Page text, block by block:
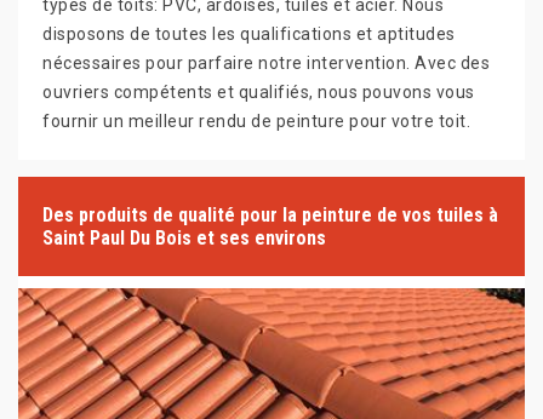
types de toits: PVC, ardoises, tuiles et acier. Nous
disposons de toutes les qualifications et aptitudes
nécessaires pour parfaire notre intervention. Avec des
ouvriers compétents et qualifiés, nous pouvons vous
fournir un meilleur rendu de peinture pour votre toit.
Des produits de qualité pour la peinture de vos tuiles à
Saint Paul Du Bois et ses environs